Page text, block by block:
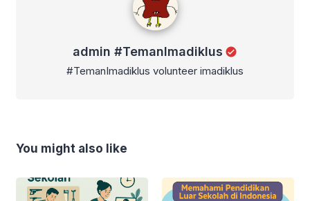
admin #TemanImadiklus
#TemanImadiklus volunteer imadiklus
You might also like